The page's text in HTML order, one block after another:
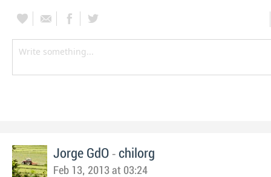
Jorge GdO - chilorg
Feb 13, 2013 at 03:24